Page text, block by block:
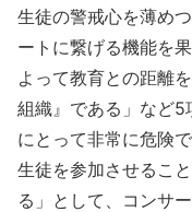
生徒の警戒心を薄め
ートに繋げる機能を
よって教育との距離
組織』である」など5
にとって非常に危険
生徒を参加させるこ
る」として、コンサ